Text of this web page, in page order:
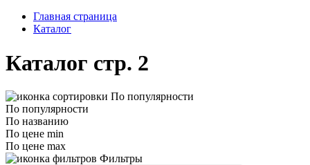
Главная страница
Каталог
Каталог стр. 2
По популярности
По популярности
По названию
По цене min
По цене max
Фильтры